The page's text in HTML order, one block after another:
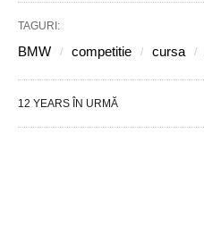
TAGURI:
BMW competitie cursa
12 YEARS ÎN URMĂ